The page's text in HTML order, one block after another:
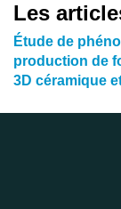
Les
Étude de
production de
3D céramique